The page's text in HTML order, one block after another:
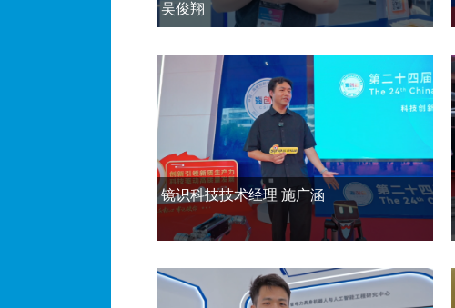
吴俊翔
镜识科技技术经理 施广涵